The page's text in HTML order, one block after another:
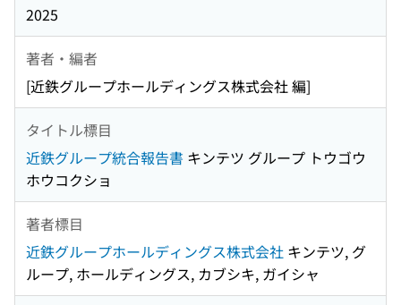
2025
著者・編者
[近鉄グループホールディングス株式会社 編]
タイトル標目
近鉄グループ統合報告書 キンテツ グループ トウゴウ
ホウコクショ
著者標目
近鉄グループホールディングス株式会社 キンテツ, グ
ループ, ホールディングス, カブシキ, ガイシャ